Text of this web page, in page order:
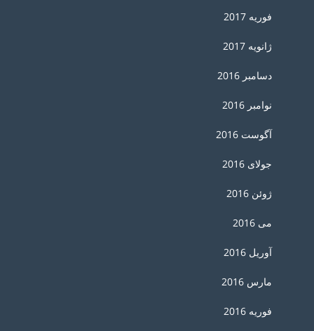
فوریه 2017
ژانویه 2017
دسامبر 2016
نوامبر 2016
آگوست 2016
جولای 2016
ژوئن 2016
می 2016
آوریل 2016
مارس 2016
فوریه 2016